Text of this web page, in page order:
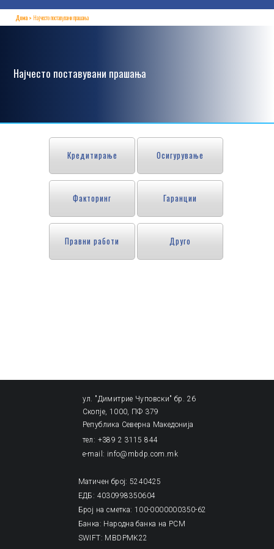
Дома Најчесто поставувани прашања
Најчесто поставувани прашања
Кредитирање Осигурување
Факторинг Гаранции
Правни работи Друго
ул. "Димитрие Чуповски" бр. 26
Скопје, 1000, ПФ 379
Република Северна Македонија
тел: +389 2 3115 844
e-mail: info@mbdp.com.mk
Матичен број: 5240425
ЕДБ: 4030998350604
Број на сметка: 100-0000000350-62
Банка: Народна банка на РСМ
SWIFT: MBDPMK22